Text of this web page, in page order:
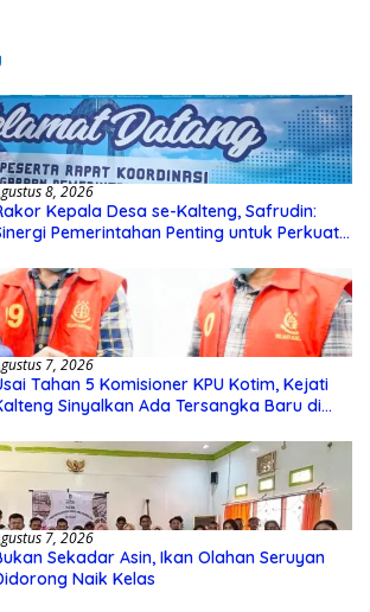
8, 2026
Kepala Desa se-Kalteng, Safrudin:
Pemerintahan Penting untuk Perkuat
7, 2026
Tahan 5 Komisioner KPU Kotim, Kejati
Sinyalkan Ada Tersangka Baru di
7, 2026
Sekadar Asin, Ikan Olahan Seruyan
Naik Kelas